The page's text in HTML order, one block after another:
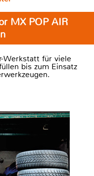
MX POP AIR
Werkstatt für viele
bis zum Einsatz